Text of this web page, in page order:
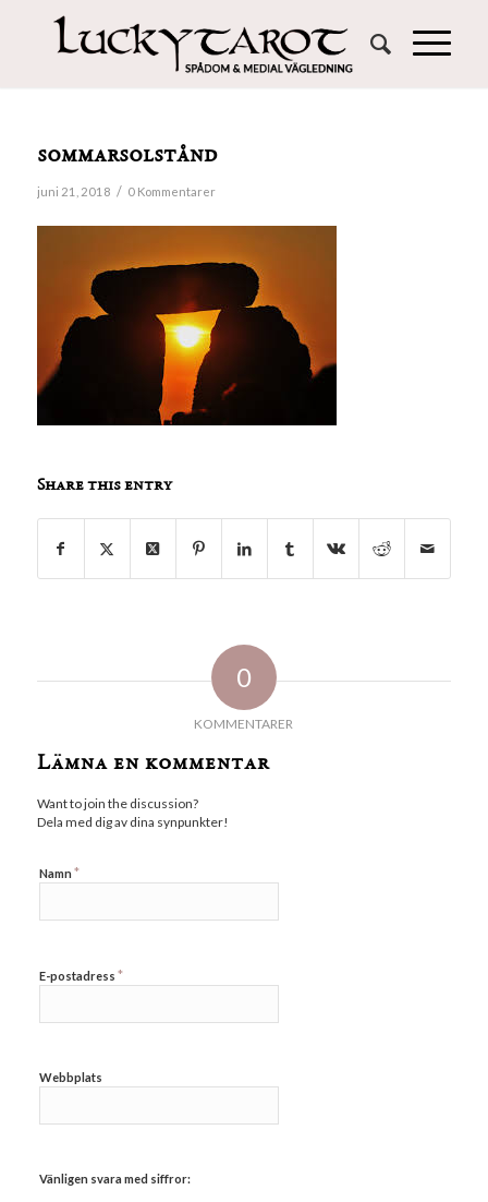
sommarsolstånd
juni 21, 2018 / 0 Kommentarer
Share this entry
0
KOMMENTARER
Lämna en kommentar
Want to join the discussion?
Dela med dig av dina synpunkter!
Namn *
E-postadress *
Webbplats
Vänligen svara med siffror: